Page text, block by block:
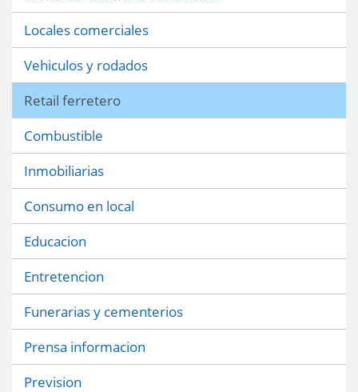
Locales comerciales
Vehiculos y rodados
Retail ferretero
Combustible
Inmobiliarias
Consumo en local
Educacion
Entretencion
Funerarias y cementerios
Prensa informacion
Prevision